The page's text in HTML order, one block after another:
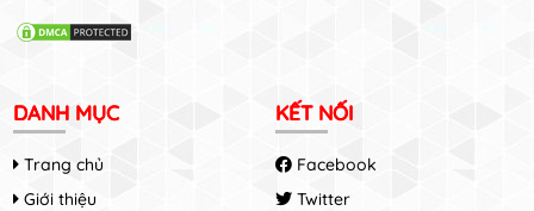
DANH MỤC
Trang chủ
Giới thiệu
KẾT NỐI
Facebook
Twitter